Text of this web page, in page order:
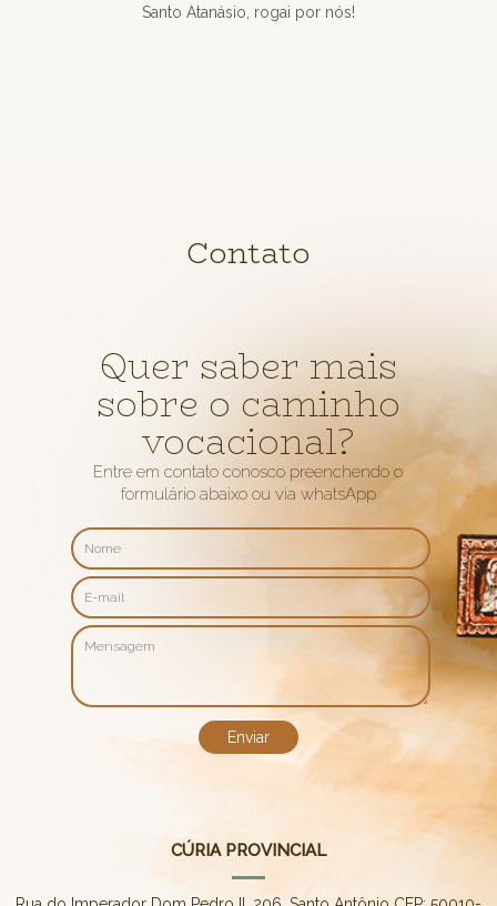
Santo Atanásio, rogai por nós!
Contato
Quer saber mais
sobre o caminho
vocacional?
Entre em contato conosco preenchendo o
formulário abaixo ou via whatsApp
CÚRIA PROVINCIAL